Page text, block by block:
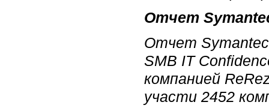
Отчет
Отчет Symantec
SMB IT
компанией
участи 2452